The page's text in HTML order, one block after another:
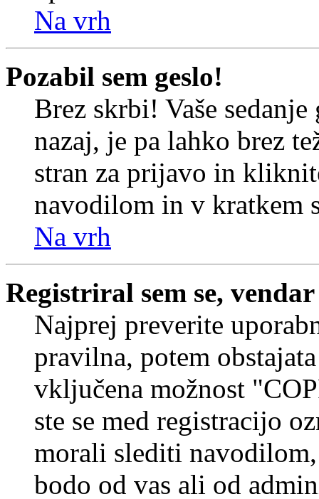
Na vrh
Pozabil sem geslo!
Brez skrbi! Vaše
nazaj, je pa lahko brez
stran za prijavo in
navodilom in v kratkem
Na vrh
Registriral sem se,
Najprej preverite
pravilna, potem
vključena možnost
ste se med registracijo
morali slediti
bodo od vas ali od